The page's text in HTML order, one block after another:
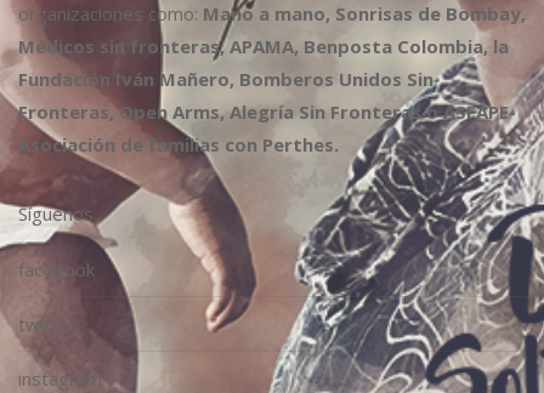
organizaciones como: Mano a mano, Sonrisas de Bombay,
Médicos sin fronteras, APAMA, Benposta Colombia, la
Fundación Iván Mañero, Bomberos Unidos Sin
Fronteras, Open Arms, Alegría Sin Fronteras o ASFAPE-
Asociación de familias con Perthes.
Síguenos
facebook
twitter
instagram